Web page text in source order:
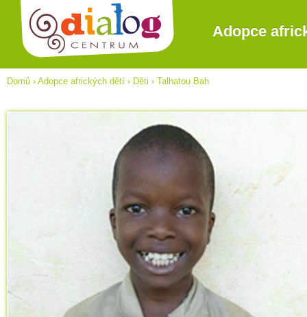
Adopce
Domů › Adopce afrických dětí › Děti › Talhatou Bah